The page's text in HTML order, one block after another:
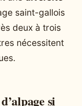
saint-gallois
deux à trois
nécessitent
si